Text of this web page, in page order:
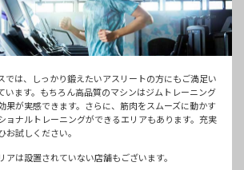
では、しっかり鍛えたいアスリートの方にもご満足い
います。もちろん高品質のマシンはジムトレーニング
果が実感できます。さらに、筋肉をスムーズに動かす
ョナルトレーニングができるエリアもあります。充実
お試しください。
は設置されていない店舗もございます。